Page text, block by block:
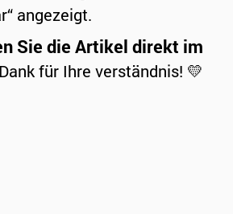
angezeigt.
Sie die Artikel direkt im
für Ihre verständnis! 💛